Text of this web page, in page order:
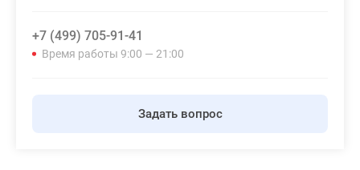
+7 (499) 705-91-41
Время работы 9:00 — 21:00
Задать вопрос